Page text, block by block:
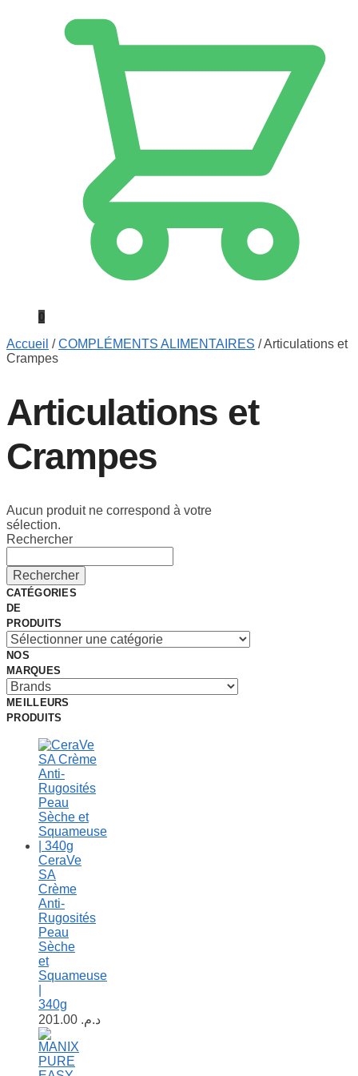
0
Accueil /COMPLÉMENTS ALIMENTAIRES /Articulations et
Crampes
Articulations et
Crampes
Aucun produit ne correspond à votre
sélection.
Rechercher
Rechercher
CATÉGORIES
DE
PRODUITS
NOS
MARQUES
MEILLEURS
PRODUITS
CeraVe
SA
Crème
Anti-
Rugosités
Peau
Sèche
et
Squameuse
340g
د.م.